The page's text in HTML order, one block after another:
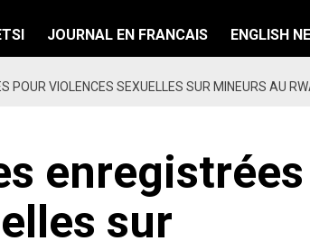
JOURNAL EN FRANCAIS ENGLISH
POUR VIOLENCES SEXUELLES SUR MINEURS AU
enregistrées
sur